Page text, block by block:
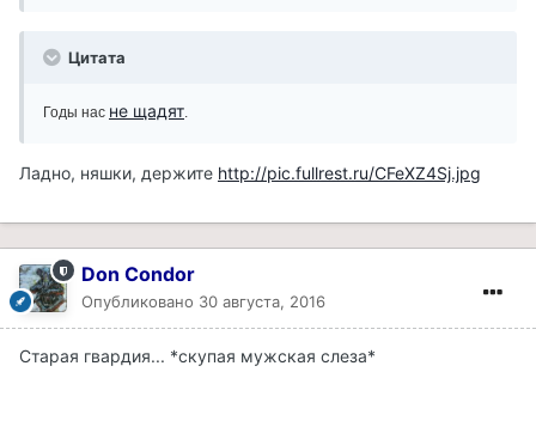
Цитата
Годы нас не щадят.
Ладно, няшки, держите http://pic.fullrest.ru/CFeXZ4Sj.jpg
Don Condor
Опубликовано 30 августа, 2016
Старая гвардия... *скупая мужская слеза*